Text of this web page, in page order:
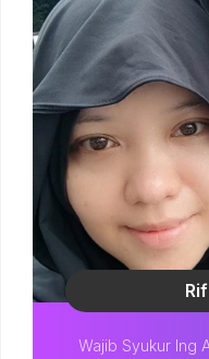
Wajib Syukur Ing